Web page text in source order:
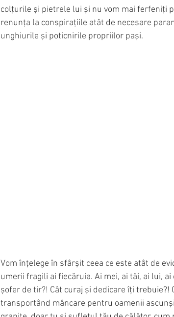
colțurile și pietrele lui și nu vom mai ferfeniți
renunța la conspirațiile atât de necesare
unghiurile și poticnirile propriilor pași.
Vom înțelege în sfârșit ceea ce este atât de
umerii fragili ai fiecăruia. Ai mei, ai tăi, ai lui,
șofer de tir?! Cât curaj și dedicare îți
transportând mâncare pentru oamenii